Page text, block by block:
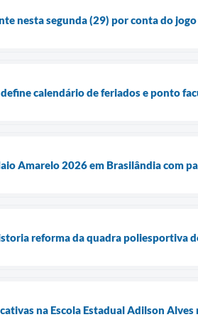
nesta segunda (29) por conta do
calendário de feriados e ponto
Amarelo 2026 em Brasilândia com
reforma da quadra poliesportiva
na Escola Estadual Adilson